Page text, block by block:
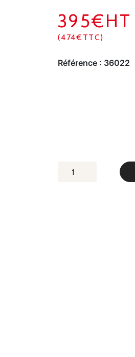
395€HT
(474€TTC)
Référence : 36022
QUANTITÉ